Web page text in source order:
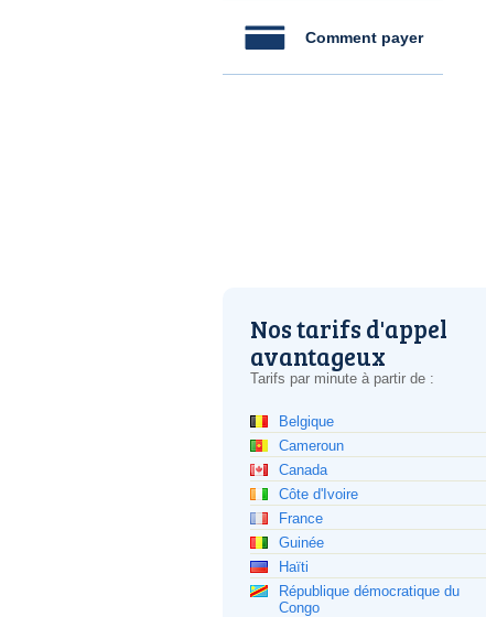
Comment payer
Nos tarifs d'appel
avantageux
Tarifs par minute à partir de :
Belgique
Cameroun
Canada
Côte d'Ivoire
France
Guinée
Haïti
République démocratique du
Congo